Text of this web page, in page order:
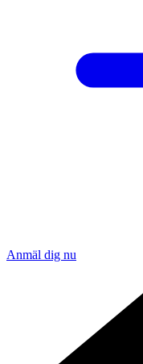
Anmäl dig nu